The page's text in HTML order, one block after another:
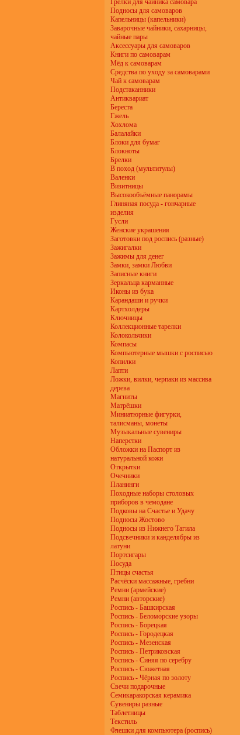
Грелки для чайника самовара
Подносы для самоваров
Капельницы (капельники)
Заварочные чайники, сахарницы,
чайные пары
Аксессуары для самоваров
Книги по самоварам
Мёд к самоварам
Средства по уходу за самоварами
Чай к самоварам
Подстаканники
Антиквариат
Береста
Гжель
Хохлома
Балалайки
Блоки для бумаг
Блокноты
Брелки
В поход (мультитулы)
Валенки
Визитницы
Высокообъёмные панорамы
Глиняная посуда - гончарные
изделия
Гусли
Женские украшения
Заготовки под роспись (разные)
Зажигалки
Зажимы для денег
Замки, замки Любви
Записные книги
Зеркальца карманные
Иконы из бука
Карандаши и ручки
Картхолдеры
Ключницы
Коллекционные тарелки
Колокольчики
Компасы
Компьютерные мышки с росписью
Копилки
Лапти
Ложки, вилки, черпаки из массива
дерева
Магниты
Матрёшки
Миниатюрные фигурки,
талисманы, монеты
Музыкальные сувениры
Наперстки
Обложки на Паспорт из
натуральной кожи
Открытки
Очечники
Планинги
Походные наборы столовых
приборов в чемодане
Подковы на Счастье и Удачу
Подносы Жостово
Подносы из Нижнего Тагила
Подсвечники и канделябры из
латуни
Портсигары
Посуда
Птицы счастья
Расчёски массажные, гребни
Ремни (армейские)
Ремни (авторские)
Роспись - Башкирская
Роспись - Беломорские узоры
Роспись - Борецкая
Роспись - Городецкая
Роспись - Мезенская
Роспись - Петриковская
Роспись - Синяя по серебру
Роспись - Сюжетная
Роспись - Чёрная по золоту
Свечи подарочные
Семикаракорская керамика
Сувениры разные
Таблетницы
Текстиль
Флешки для компьютера (роспись)